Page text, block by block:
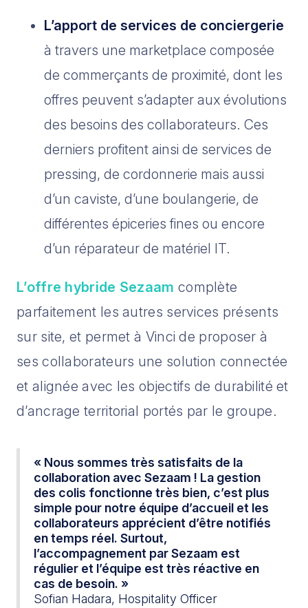
L’apport de services de conciergerie
à travers une marketplace composée
de commerçants de proximité, dont les
offres peuvent s’adapter aux évolutions
des besoins des collaborateurs. Ces
derniers profitent ainsi de services de
pressing, de cordonnerie mais aussi
d’un caviste, d’une boulangerie, de
différentes épiceries fines ou encore
d’un réparateur de matériel IT.
L’offre hybride Sezaam complète
parfaitement les autres services présents
sur site, et permet à Vinci de proposer à
ses collaborateurs une solution connectée
et alignée avec les objectifs de durabilité et
d’ancrage territorial portés par le groupe.
« Nous sommes très satisfaits de la
collaboration avec Sezaam ! La gestion
des colis fonctionne très bien, c’est plus
simple pour notre équipe d’accueil et les
collaborateurs apprécient d’être notifiés
en temps réel. Surtout,
l’accompagnement par Sezaam est
régulier et l’équipe est très réactive en
cas de besoin. »
Sofian Hadara, Hospitality Officer